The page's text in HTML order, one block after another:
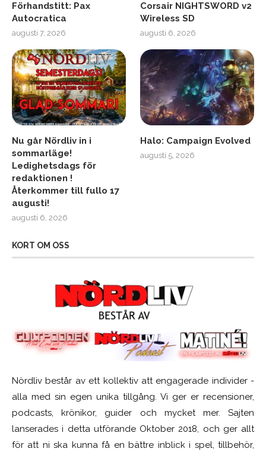
Förhandstitt: Pax
Autocratica
augusti 7, 2026
Corsair NIGHTSWORD v2
Wireless SD
augusti 6, 2026
Nu går Nördliv in i
sommarläge!
Ledighetsdags för
redaktionen !
Återkommer till fullo 17
augusti!
augusti 6, 2026
Halo: Campaign Evolved
augusti 5, 2026
KORT OM OSS
Nördliv består av ett kollektiv att engagerade individer -
alla med sin egen unika tillgång. Vi ger er recensioner,
podcasts, krönikor, guider och mycket mer. Sajten
lanserades i detta utförande Oktober 2018, och ger allt
för att ni ska kunna få en bättre inblick i spel, tillbehör,